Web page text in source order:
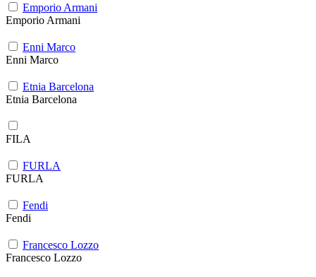
Emporio Armani
Emporio Armani
Enni Marco
Enni Marco
Etnia Barcelona
Etnia Barcelona
FILA
FURLA
FURLA
Fendi
Fendi
Francesco Lozzo
Francesco Lozzo